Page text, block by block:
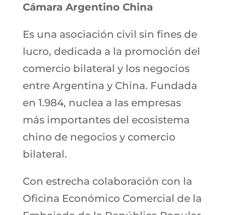
Cámara Argentino China
Es una asociación civil sin fines de
lucro, dedicada a la promoción del
comercio bilateral y los negocios
entre Argentina y China. Fundada
en 1.984, nuclea a las empresas
más importantes del ecosistema
chino de negocios y comercio
bilateral.
Con estrecha colaboración con la
Oficina Económico Comercial de la